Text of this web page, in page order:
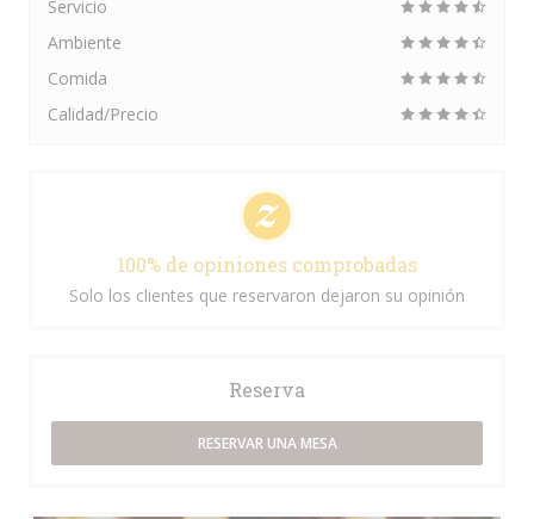
Servicio
Ambiente
Comida
Calidad/Precio
100% de opiniones comprobadas
Solo los clientes que reservaron dejaron su opinión
Reserva
RESERVAR UNA MESA